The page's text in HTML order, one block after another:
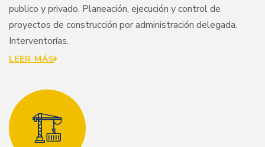
publico y privado. Planeación, ejecución y control de
proyectos de construcción por administración delegada.
Interventorías.
LEER MÁS